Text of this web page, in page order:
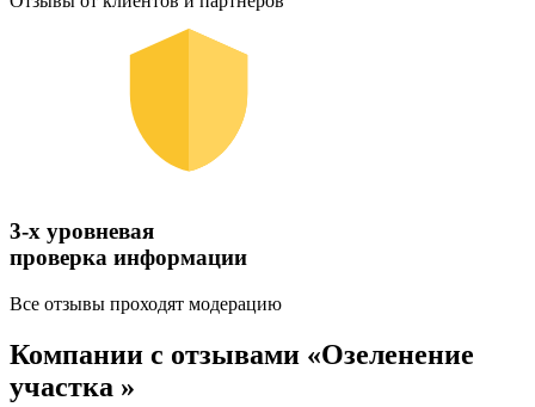
3-х уровневая
проверка информации
Все отзывы проходят модерацию
Компании с отзывами «Озеленение
участка »